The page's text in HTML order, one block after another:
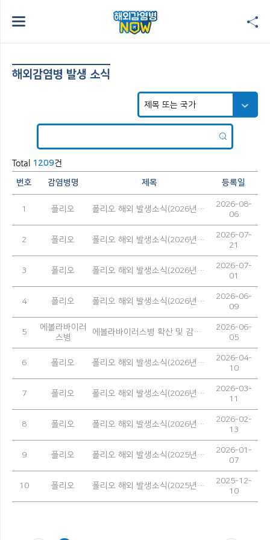
해외감염병 발생 소식
Total 1209건
번호 감염병명 제목 등록일
1 폴리오 폴리오 해외 발생소식(2026년 7월)
2026-08-
06
2 폴리오 폴리오 해외 발생소식(2026년 6월)
2026-07-
21
3 폴리오 폴리오 해외 발생소식(2026년 5월)
2026-07-
01
4 폴리오 폴리오 해외 발생소식(2026년 4월)
2026-06-
09
5
에볼라바이러
스병
에볼라바이러스병 확산 및 감염 예방을 위한 안내
2026-06-
05
6 폴리오 폴리오 해외 발생소식(2026년 3월)
2026-04-
10
7 폴리오 폴리오 해외 발생소식(2026년 2월)
2026-03-
11
8 폴리오 폴리오 해외 발생소식(2026년 1월)
2026-02-
13
9 폴리오 폴리오 해외 발생소식(2025년 12월)
2026-01-
07
10 폴리오 폴리오 해외 발생소식(2025년 11월)
2025-12-
10